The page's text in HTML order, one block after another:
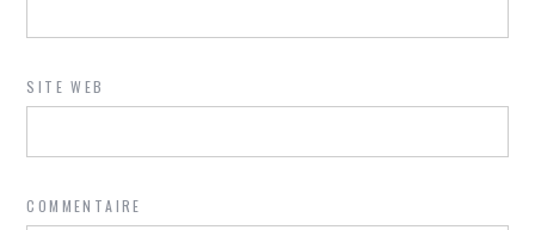
SITE WEB
COMMENTAIRE